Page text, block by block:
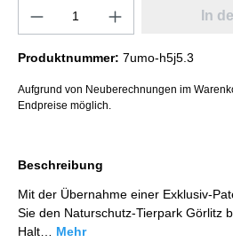
In
Produktnummer: 7umo-h5j5.3
Aufgrund von Neuberechnungen im
Endpreise möglich.
Beschreibung
Mit der Übernahme einer Exklusiv-
Sie den Naturschutz-Tierpark Görlitz
Halt… Mehr